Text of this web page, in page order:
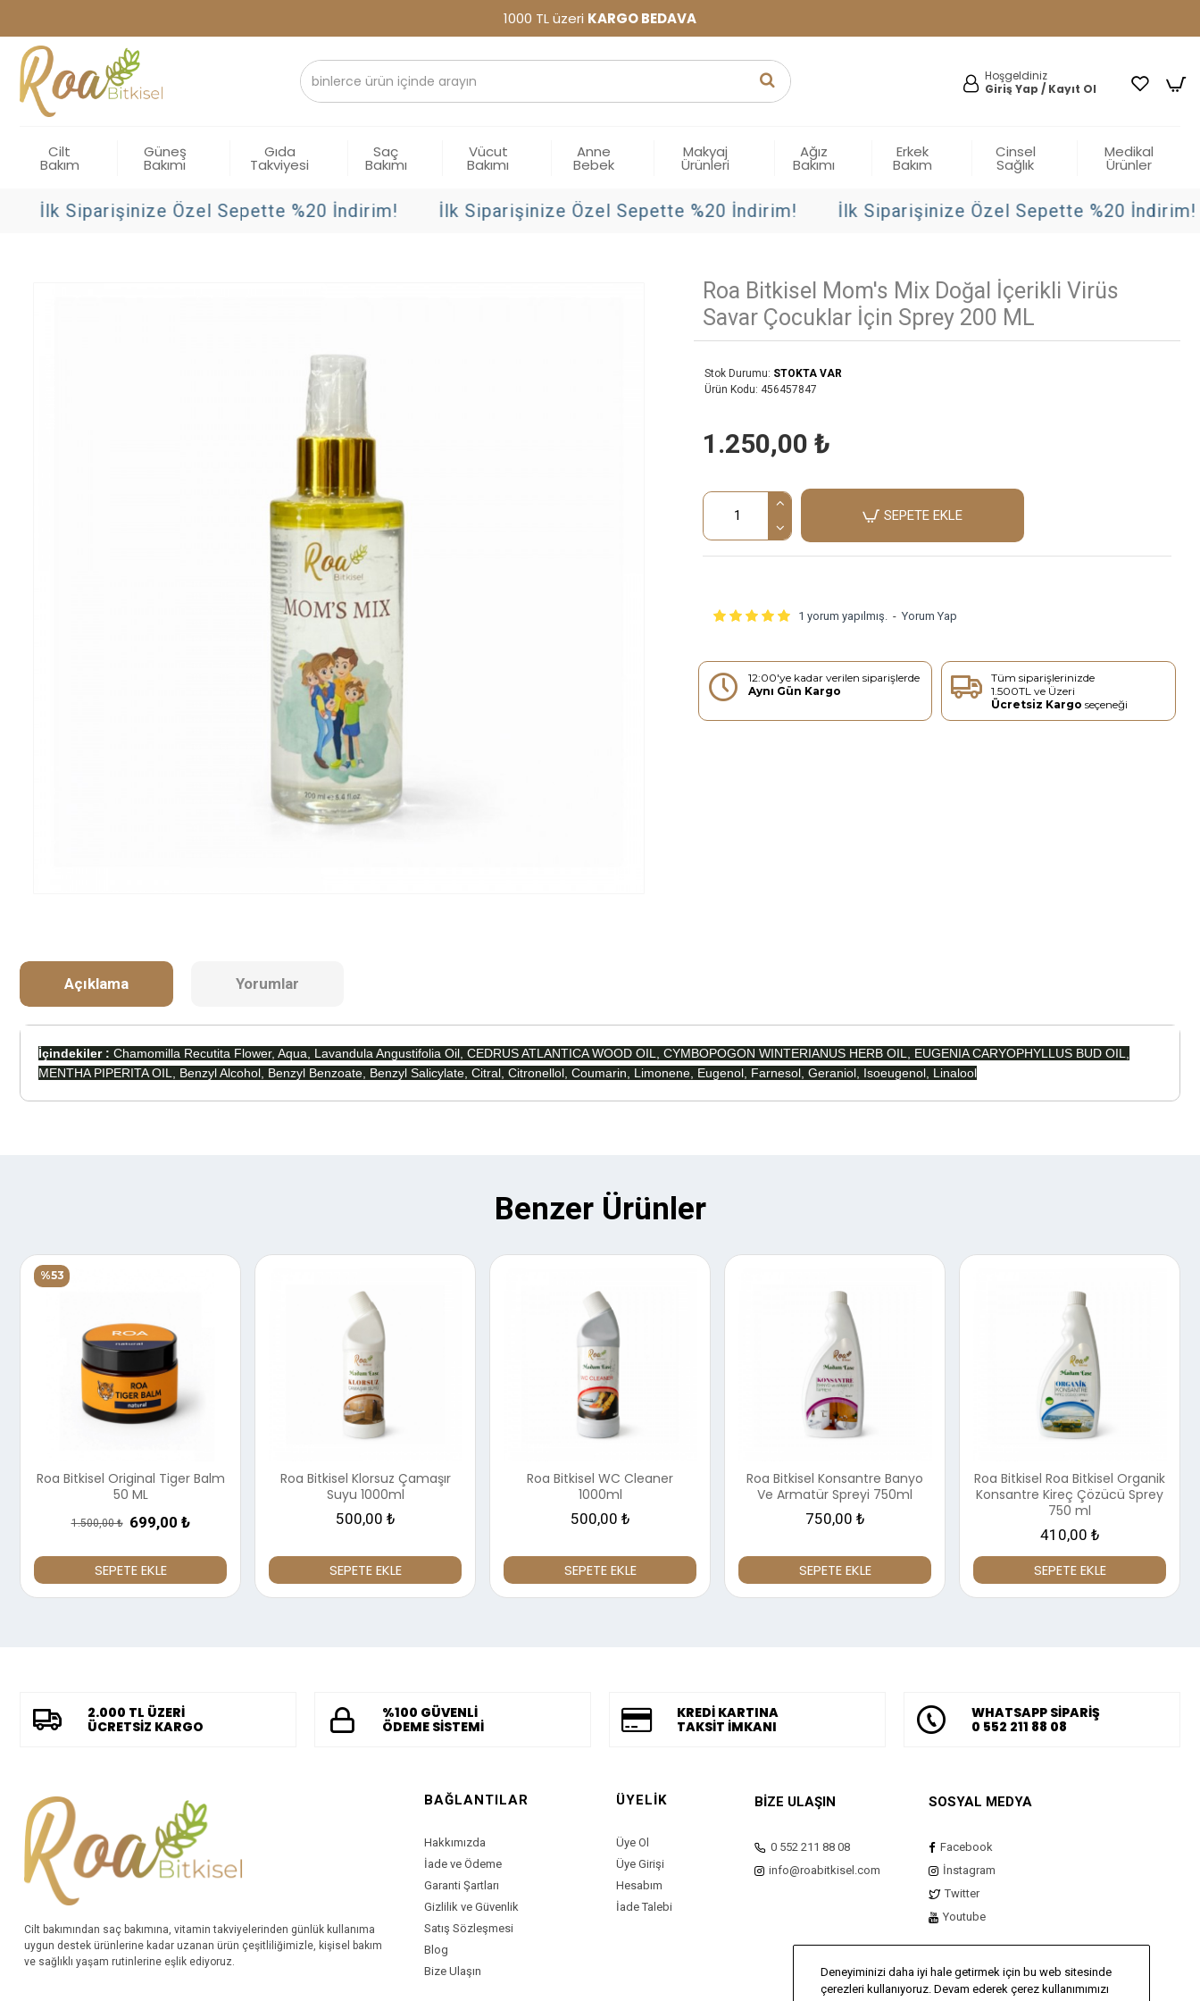
1000 TL üzeri KARGO BEDAVA
Hoşgeldiniz
Giriş Yap / Kayıt Ol
Cilt
Bakım
Güneş
Bakımı
Gıda
Takviyesi
Saç
Bakımı
Vücut
Bakımı
Anne
Bebek
Makyaj
Ürünleri
Ağız
Bakımı
Erkek
Bakım
Cinsel
Sağlık
Medikal
Ürünler
İlk Siparişinize Özel Sepette %20 İndirim! İlk Siparişinize Özel Sepette %20 İndirim! İlk Siparişinize Özel Sepette %20 İndirim!
Roa Bitkisel Mom's Mix Doğal İçerikli Virüs
Savar Çocuklar İçin Sprey 200 ML
Stok Durumu: STOKTA VAR
Ürün Kodu: 456457847
1 yorum yapılmış. - Yorum Yap
1.250,00 ₺
SEPETE EKLE
12:00'ye kadar verilen siparişlerde
Aynı Gün Kargo
Tüm siparişlerinizde
1.500TL ve Üzeri
Ücretsiz Kargo seçeneği
Açıklama Yorumlar
İçindekiler : Chamomilla Recutita Flower, Aqua, Lavandula Angustifolia Oil, CEDRUS ATLANTICA WOOD OIL, CYMBOPOGON WINTERIANUS HERB OIL, EUGENIA CARYOPHYLLUS BUD OIL,
MENTHA PIPERITA OIL, Benzyl Alcohol, Benzyl Benzoate, Benzyl Salicylate, Citral, Citronellol, Coumarin, Limonene, Eugenol, Farnesol, Geraniol, Isoeugenol, Linalool
Benzer Ürünler
Roa Bitkisel Original Tiger Balm
50 ML
%53
1.500,00 ₺ 699,00 ₺
SEPETE EKLE
Roa Bitkisel Klorsuz Çamaşır
Suyu 1000ml
500,00 ₺
SEPETE EKLE
Roa Bitkisel WC Cleaner
1000ml
500,00 ₺
SEPETE EKLE
Roa Bitkisel Konsantre Banyo
Ve Armatür Spreyi 750ml
750,00 ₺
SEPETE EKLE
Roa Bitkisel Roa Bitkisel Organik
Konsantre Kireç Çözücü Sprey
750 ml
410,00 ₺
SEPETE EKLE
2.000 TL ÜZERİ
ÜCRETSİZ KARGO
%100 GÜVENLİ
ÖDEME SİSTEMİ
KREDİ KARTINA
TAKSİT İMKANI
WHATSAPP SİPARİŞ
0 552 211 88 08
Cilt bakımından saç bakımına, vitamin takviyelerinden günlük kullanıma
uygun destek ürünlerine kadar uzanan ürün çeşitliliğimizle, kişisel bakım
ve sağlıklı yaşam rutinlerine eşlik ediyoruz.
BAĞLANTILAR
Hakkımızda
İade ve Ödeme
Garanti Şartları
Gizlilik ve Güvenlik
Satış Sözleşmesi
Blog
Bize Ulaşın
ÜYELİK
Üye Ol
Üye Girişi
Hesabım
İade Talebi
BİZE ULAŞIN
0 552 211 88 08
info@roabitkisel.com
SOSYAL MEDYA
Facebook
İnstagram
Twitter
Youtube
Deneyiminizi daha iyi hale getirmek için bu web sitesinde
çerezleri kullanıyoruz. Devam ederek çerez kullanımımızı